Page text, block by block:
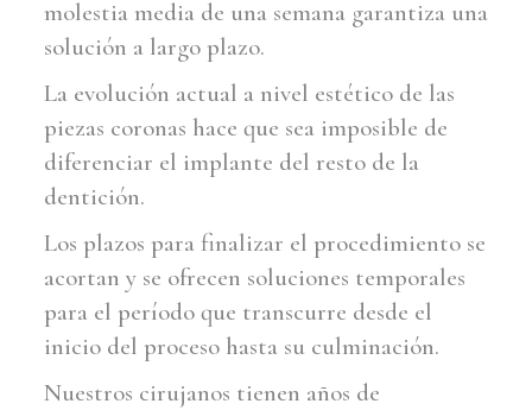
molestia media de una semana garantiza una
solución a largo plazo.
La evolución actual a nivel estético de las
piezas coronas hace que sea imposible de
diferenciar el implante del resto de la
dentición.
Los plazos para finalizar el procedimiento se
acortan y se ofrecen soluciones temporales
para el período que transcurre desde el
inicio del proceso hasta su culminación.
Nuestros cirujanos tienen años de